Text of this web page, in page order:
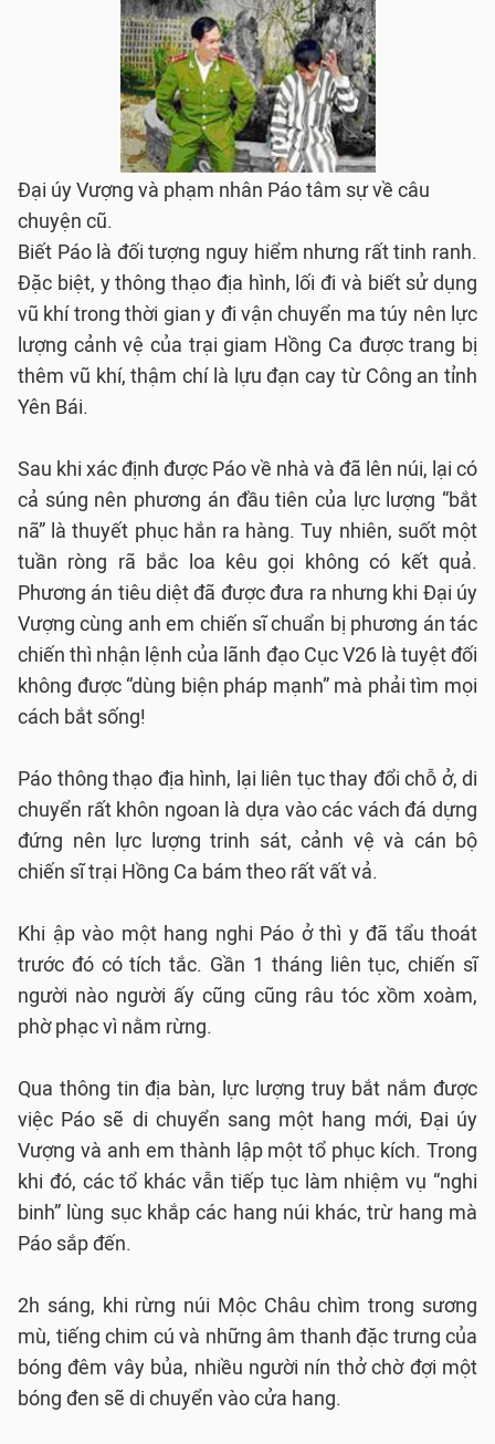
Đại úy Vượng và phạm nhân Páo tâm sự về câu
chuyện cũ.
Biết Páo là đối tượng nguy hiểm nhưng rất tinh ranh.
Đặc biệt, y thông thạo địa hình, lối đi và biết sử dụng
vũ khí trong thời gian y đi vận chuyển ma túy nên lực
lượng cảnh vệ của trại giam Hồng Ca được trang bị
thêm vũ khí, thậm chí là lựu đạn cay từ Công an tỉnh
Yên Bái.
Sau khi xác định được Páo về nhà và đã lên núi, lại có
cả súng nên phương án đầu tiên của lực lượng “bắt
nã” là thuyết phục hắn ra hàng. Tuy nhiên, suốt một
tuần ròng rã bắc loa kêu gọi không có kết quả.
Phương án tiêu diệt đã được đưa ra nhưng khi Đại úy
Vượng cùng anh em chiến sĩ chuẩn bị phương án tác
chiến thì nhận lệnh của lãnh đạo Cục V26 là tuyệt đối
không được “dùng biện pháp mạnh” mà phải tìm mọi
cách bắt sống!
Páo thông thạo địa hình, lại liên tục thay đổi chỗ ở, di
chuyển rất khôn ngoan là dựa vào các vách đá dựng
đứng nên lực lượng trinh sát, cảnh vệ và cán bộ
chiến sĩ trại Hồng Ca bám theo rất vất vả.
Khi ập vào một hang nghi Páo ở thì y đã tẩu thoát
trước đó có tích tắc. Gần 1 tháng liên tục, chiến sĩ
người nào người ấy cũng cũng râu tóc xồm xoàm,
phờ phạc vì nằm rừng.
Qua thông tin địa bàn, lực lượng truy bắt nắm được
việc Páo sẽ di chuyển sang một hang mới, Đại úy
Vượng và anh em thành lập một tổ phục kích. Trong
khi đó, các tổ khác vẫn tiếp tục làm nhiệm vụ “nghi
binh” lùng sục khắp các hang núi khác, trừ hang mà
Páo sắp đến.
2h sáng, khi rừng núi Mộc Châu chìm trong sương
mù, tiếng chim cú và những âm thanh đặc trưng của
bóng đêm vây bủa, nhiều người nín thở chờ đợi một
bóng đen sẽ di chuyển vào cửa hang.